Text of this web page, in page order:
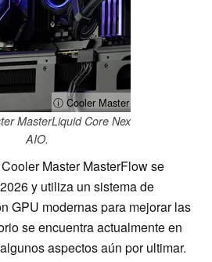
ⓘ Cooler Master
MasterLiquid Core Nex
AIO.
Master MasterFlow se
y utiliza un sistema de
GPU modernas para mejorar las
se encuentra actualmente en
aspectos aún por ultimar.